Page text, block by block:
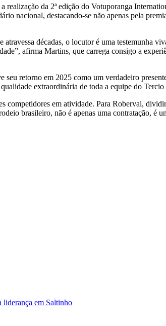
da 2ª edição do Votuporanga
nacional, destacando-se não apenas pela
décadas, o locutor é uma testemunha
afirma Martins, que carrega consigo a
retorno em 2025 como um verdadeiro
extraordinária de toda a equipe do
competidores em atividade. Para Roberval,
brasileiro, não é apenas uma contratação, é
liderança em Saltinho